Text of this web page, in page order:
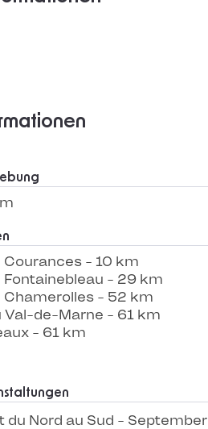
Courances - 10 km
Fontainebleau - 29 km
Chamerolles - 52 km
Val-de-Marne - 61 km
- 61 km
du Nord au Sud - September